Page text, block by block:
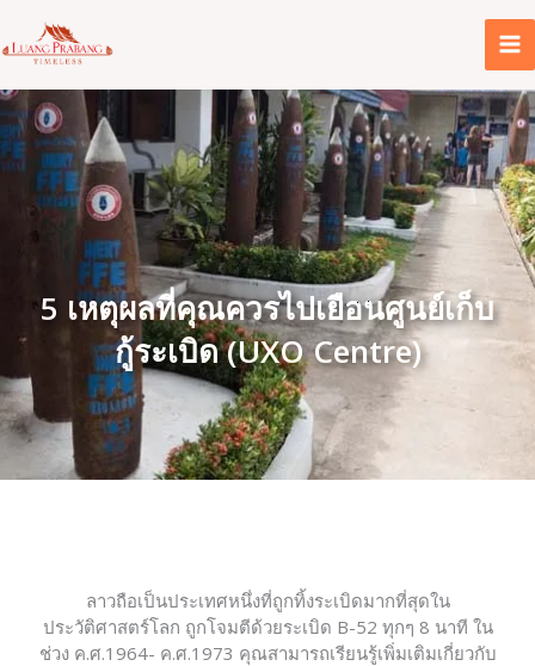
to
content
5 เหตุผลที่คุณควรไปเยือนศูนย์เก็บ
กู้ระเบิด (UXO Centre)
ลาวถือเป็นประเทศหนึ่งที่ถูกทิ้งระเบิดมากที่สุดใน
ประวัติศาสตร์โลก ถูกโจมตีด้วยระเบิด B-52 ทุกๆ 8 นาที ใน
ช่วง ค.ศ.1964- ค.ศ.1973 คุณสามารถเรียนรู้เพิ่มเติมเกี่ยวกับ